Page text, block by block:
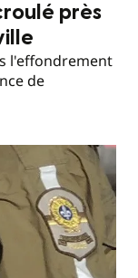
près
l'effondrement
de